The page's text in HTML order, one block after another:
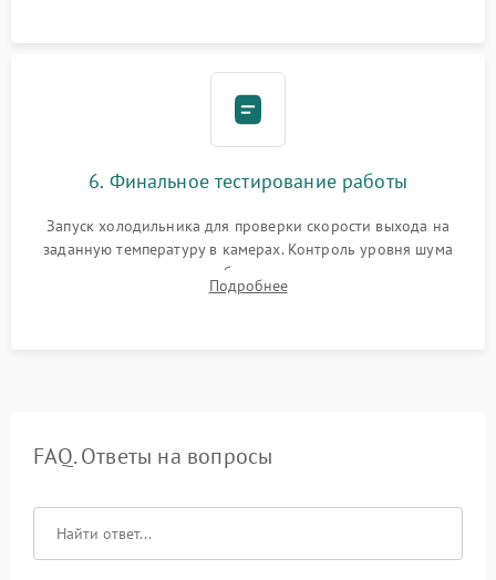
6. Финальное тестирование работы
Запуск холодильника для проверки скорости выхода на
заданную температуру в камерах. Контроль уровня шума
компрессора, отсутствия обмерзания стенок и корректного
срабатывания системы автоматической оттайки.
Подробнее
FAQ. Ответы на вопросы